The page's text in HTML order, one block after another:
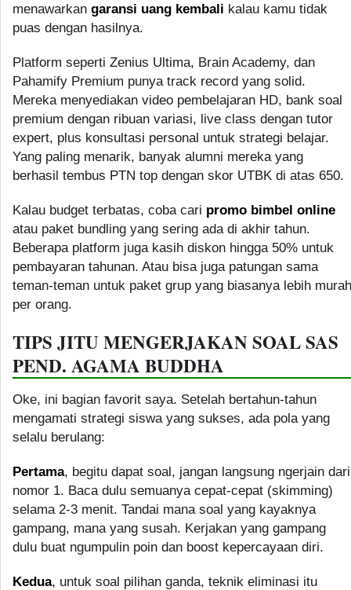
menawarkan garansi uang kembali kalau kamu tidak
puas dengan hasilnya.
Platform seperti Zenius Ultima, Brain Academy, dan
Pahamify Premium punya track record yang solid.
Mereka menyediakan video pembelajaran HD, bank soal
premium dengan ribuan variasi, live class dengan tutor
expert, plus konsultasi personal untuk strategi belajar.
Yang paling menarik, banyak alumni mereka yang
berhasil tembus PTN top dengan skor UTBK di atas 650.
Kalau budget terbatas, coba cari promo bimbel online
atau paket bundling yang sering ada di akhir tahun.
Beberapa platform juga kasih diskon hingga 50% untuk
pembayaran tahunan. Atau bisa juga patungan sama
teman-teman untuk paket grup yang biasanya lebih murah
per orang.
TIPS JITU MENGERJAKAN SOAL SAS
PEND. AGAMA BUDDHA
Oke, ini bagian favorit saya. Setelah bertahun-tahun
mengamati strategi siswa yang sukses, ada pola yang
selalu berulang:
Pertama, begitu dapat soal, jangan langsung ngerjain dari
nomor 1. Baca dulu semuanya cepat-cepat (skimming)
selama 2-3 menit. Tandai mana soal yang kayaknya
gampang, mana yang susah. Kerjakan yang gampang
dulu buat ngumpulin poin dan boost kepercayaan diri.
Kedua, untuk soal pilihan ganda, teknik eliminasi itu